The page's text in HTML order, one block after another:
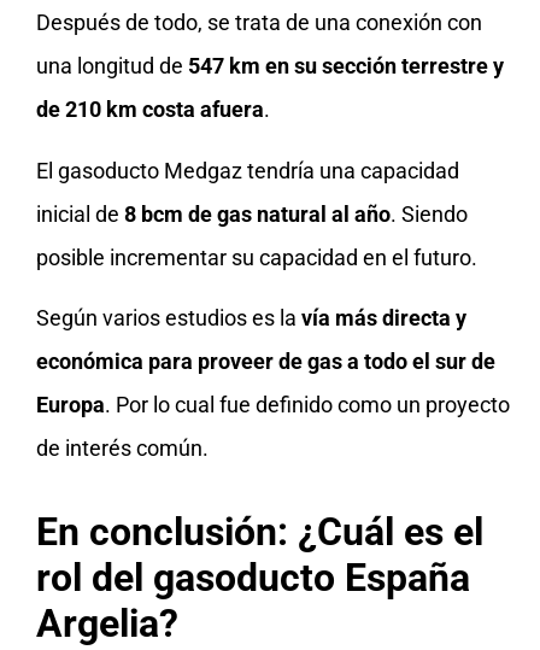
Después de todo, se trata de una conexión con
una longitud de 547 km en su sección terrestre y
de 210 km costa afuera.
El gasoducto Medgaz tendría una capacidad
inicial de 8 bcm de gas natural al año. Siendo
posible incrementar su capacidad en el futuro.
Según varios estudios es la vía más directa y
económica para proveer de gas a todo el sur de
Europa. Por lo cual fue definido como un proyecto
de interés común.
En conclusión: ¿Cuál es el
rol del gasoducto España
Argelia?